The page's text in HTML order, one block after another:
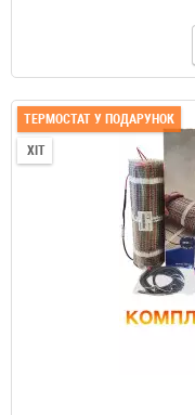
ТЕРМОСТАТ У ПОДАРУНОК
ХІТ